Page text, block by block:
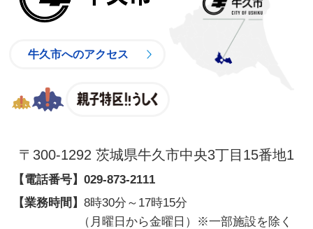
牛久市へのアクセス
〒300-1292 茨城県牛久市中央3丁目15番地1
【電話番号】 029-873-2111
【業務時間】 8時30分～17時15分
（月曜日から金曜日）※一部施設を除く